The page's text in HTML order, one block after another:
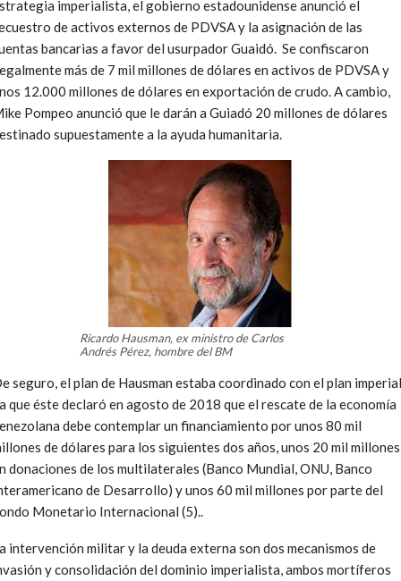
imperialista, el gobierno estadounidense anunció el
de activos externos de PDVSA y la asignación de las
bancarias a favor del usurpador Guaidó. Se confiscaron
más de 7 mil millones de dólares en activos de PDVSA y
12.000 millones de dólares en exportación de crudo. A cambio,
Pompeo anunció que le darán a Guiadó 20 millones de dólares
supuestamente a la ayuda humanitaria.
Ricardo Hausman, ex ministro de Carlos
Andrés Pérez, hombre del BM
seguro, el plan de Hausman estaba coordinado con el plan
que éste declaró en agosto de 2018 que el rescate de la economía
debe contemplar un financiamiento por unos 80 mil
de dólares para los siguientes dos años, unos 20 mil millones
donaciones de los multilaterales (Banco Mundial, ONU, Banco
de Desarrollo) y unos 60 mil millones por parte del
Monetario Internacional (5)..
intervención militar y la deuda externa son dos mecanismos de
y consolidación del dominio imperialista, ambos mortíferos